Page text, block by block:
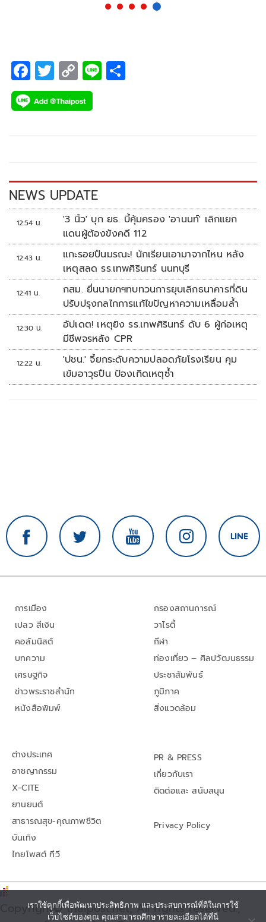
F
ac
e
k
T
wi
tt
C
o
p
k
Li
NEWS UPDATE
12:54 น.
'3 นิ้ว' บุก ยธ. บี้คุ้มครอง 'อานนท์' เลิกแยก
แดนผู้ต้องขังคดี 112
12:43 น.
แกะรอยปืนมรณะ! นักเรียนเอามาจากไหน หลัง
เหตุสลด รร.เทพศิรินทร์ นนทบุรี
12:41 น.
กสม. ยื่นนายกฯทบทวนการยุบเลิกธนาคารที่ดิน
ปรับปรุงกลไกการแก้ไขปัญหาความเหลื่อมล้ำ
12:30 น.
อัปเดต! เหตุยิง รร.เทพศิรินทร์ ดับ 6 ผู้ก่อเหตุ
มีชีพจรหลัง CPR
12:22 น.
'ปชน.' จี้ยกระดับความปลอดภัยโรงเรียน คุม
เข้มอาวุธปืน ป้องเกิดเหตุซ้ำ
การเมือง
เปลว สีเงิน
คอลัมนิสต์
บทความ
เศรษฐกิจ
ข่าวพระราชสำนัก
หนังสือพิมพ์
กรองสถานการณ์
วาไรตี้
กีฬา
ท่องเที่ยว – ศิลปวัฒนธรรม
ประชาสัมพันธ์
ภูมิภาค
สิ่งแวดล้อม
ต่างประเทศ
อาชญากรรม
X-CITE
ยานยนต์
สาธารณสุข-คุณภาพชีวิต
บันเทิง
ไทยโพสต์ ทีวี
PR & PRESS
เกี่ยวกับเรา
ติดต่อและ สนับสนุน
Privacy Policy
Copyright© thaipost.net, All rights reserved.,
เราใช้คุกกี้เพื่อพัฒนาประสิทธิภาพ และประสบการณ์ที่ดีในการใช้
เว็บไซต์ของคุณ คุณสามารถศึกษารายละเอียดได้ที่นี่